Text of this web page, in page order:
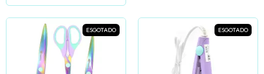
ESGOTADO ESGOTADO